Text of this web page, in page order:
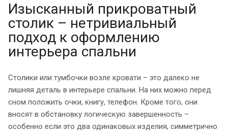
Изысканный прикроватный
столик – нетривиальный
подход к оформлению
интерьера спальни
Столики или тумбочки возле кровати – это далеко не
лишняя деталь в интерьере спальни. На них можно перед
сном положить очки, книгу, телефон. Кроме того, они
вносят в обстановку логическую завершенность –
особенно если это два одинаковых изделия, симметрично